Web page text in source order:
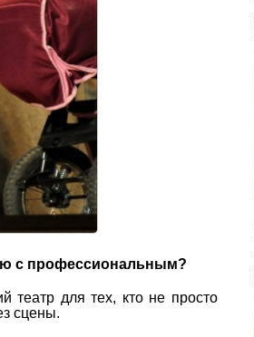
с профессиональным?
театр для тех, кто не просто
сцены.